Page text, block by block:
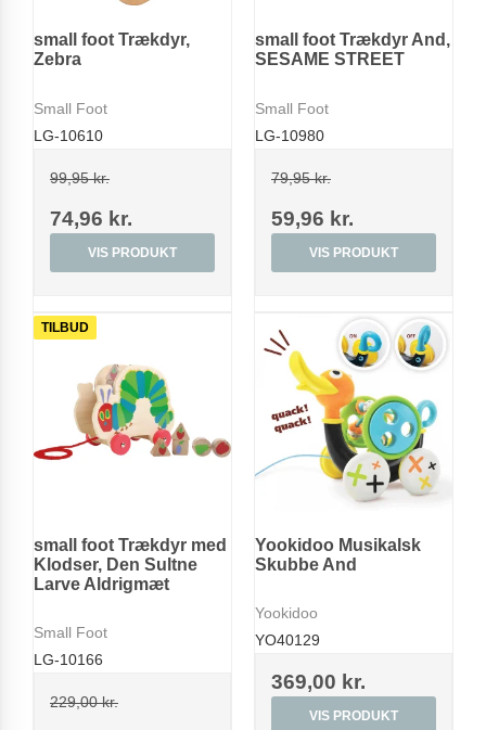
small foot Trækdyr,
Zebra
Small Foot
LG-10610
99,95 kr.
74,96 kr.
VIS PRODUKT
small foot Trækdyr And,
SESAME STREET
Small Foot
LG-10980
79,95 kr.
59,96 kr.
VIS PRODUKT
TILBUD
small foot Trækdyr med
Klodser, Den Sultne
Larve Aldrigmæt
Small Foot
LG-10166
229,00 kr.
Yookidoo Musikalsk
Skubbe And
Yookidoo
YO40129
369,00 kr.
VIS PRODUKT